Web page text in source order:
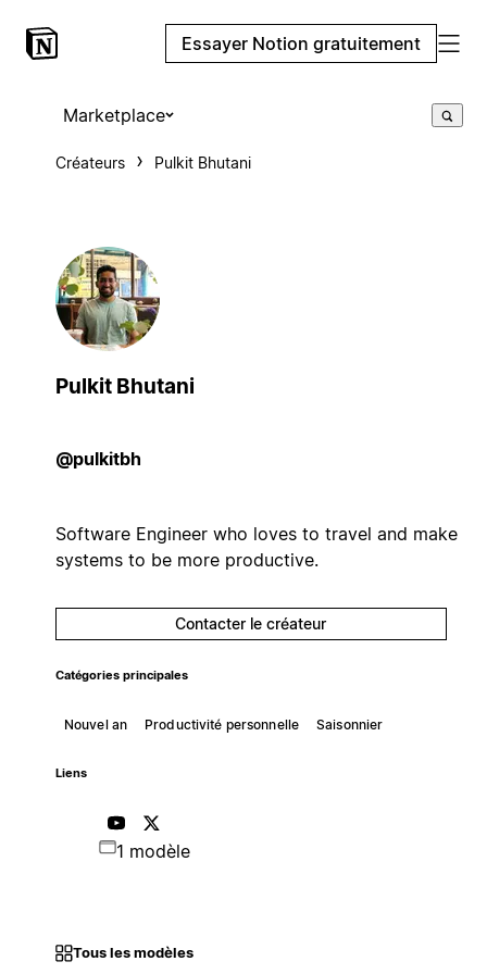
Essayer Notion gratuitement
Marketplace
Créateurs Pulkit Bhutani
Pulkit Bhutani
@pulkitbh
Software Engineer who loves to travel and make
systems to be more productive.
Contacter le créateur
Catégories principales
Nouvel an Productivité personnelle Saisonnier
Liens
1 modèle
Tous les modèles